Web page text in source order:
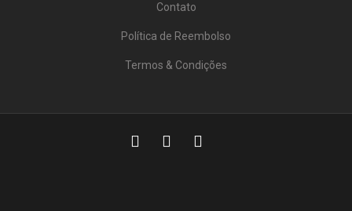
Contato
Política de Reembolso
Termos & Condições